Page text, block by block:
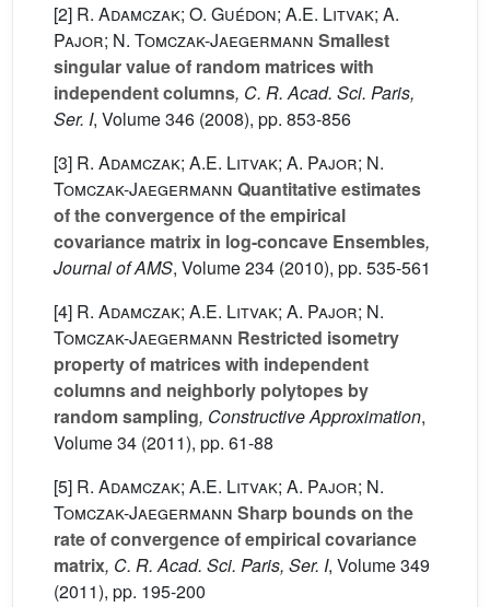
[2] R. Adamczak; O. Guédon; A.E. Litvak; A.
Pajor; N. Tomczak-Jaegermann Smallest
singular value of random matrices with
independent columns, C. R. Acad. Sci. Paris,
Ser. I, Volume 346 (2008), pp. 853-856
[3] R. Adamczak; A.E. Litvak; A. Pajor; N.
Tomczak-Jaegermann Quantitative estimates
of the convergence of the empirical
covariance matrix in log-concave Ensembles,
Journal of AMS, Volume 234 (2010), pp. 535-561
[4] R. Adamczak; A.E. Litvak; A. Pajor; N.
Tomczak-Jaegermann Restricted isometry
property of matrices with independent
columns and neighborly polytopes by
random sampling, Constructive Approximation,
Volume 34 (2011), pp. 61-88
[5] R. Adamczak; A.E. Litvak; A. Pajor; N.
Tomczak-Jaegermann Sharp bounds on the
rate of convergence of empirical covariance
matrix, C. R. Acad. Sci. Paris, Ser. I, Volume 349
(2011), pp. 195-200